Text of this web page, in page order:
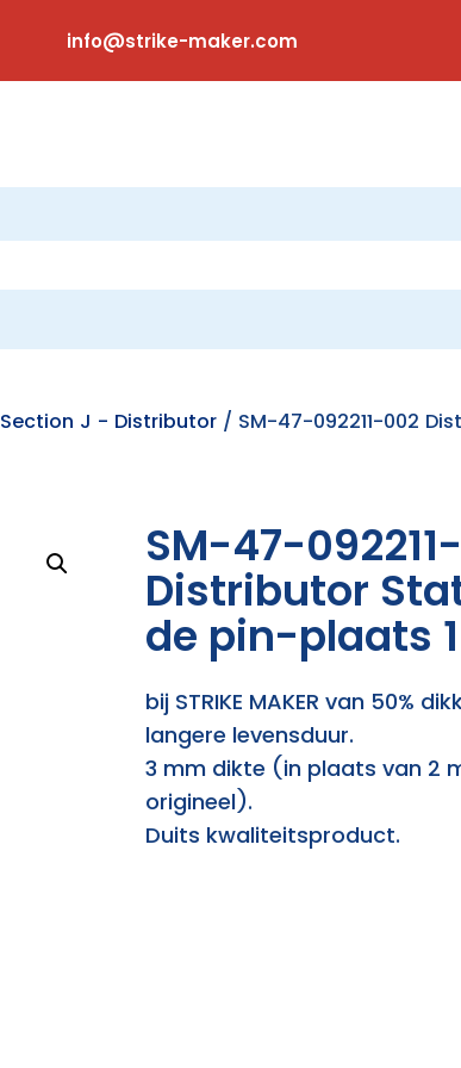
info@strike-maker.com
Section J - Distributor / SM-47-092211-002
SM-47-
Distributor
de pin-plaats
bij STRIKE MAKER van 50%
langere levensduur.
3 mm dikte (in plaats van 2
origineel).
Duits kwaliteitsproduct.